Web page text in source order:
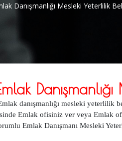
Danışmanlığı Mesleki Yeterlilik
danışmanlığı mesleki
Emlak ofisiniz ver veya Emlak
Emlak Danışmanı Mesleki